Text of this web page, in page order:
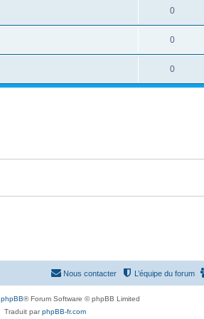
s
s
s
o
n
s
s
o
n
s
0R
é
o
n
0R
é
0R
é
s
s
L’équipe du forum
Nous contacter
phpBB® Forum Software © phpBB Limited
Traduit parphpBB-fr.com